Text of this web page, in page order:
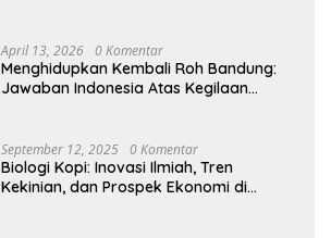
April 13, 2026 0 Komentar
Menghidupkan Kembali Roh Bandung:
Jawaban Indonesia Atas Kegilaan
September 12, 2025 0 Komentar
Biologi Kopi: Inovasi Ilmiah, Tren
Kekinian, dan Prospek Ekonomi di